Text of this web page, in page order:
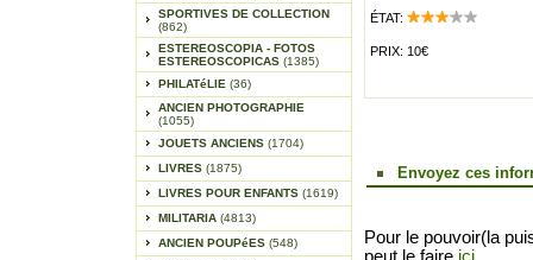
SPORTIVES DE COLLECTION
(862)
ESTEREOSCOPIA - FOTOS
ESTEREOSCOPICAS (1385)
PHILATéLIE (36)
ANCIEN PHOTOGRAPHIE
(1055)
JOUETS ANCIENS (1704)
LIVRES (1875)
LIVRES POUR ENFANTS (1619)
MILITARIA (4813)
ANCIEN POUPéES (548)
ÉTAT:
PRIX: 10€
Envoyez ces
Pour le pouvoir(la